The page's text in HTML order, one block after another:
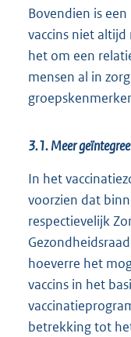
Bovendien is
vaccins niet
het om een
mensen al in
3.1. Meer
In het
voorzien dat
respectievelijk
hoeverre het
vaccins in het
betrekking tot